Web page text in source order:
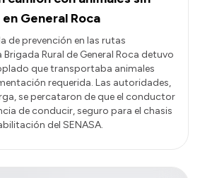
General Roca
de prevención en las rutas
Rural de General Roca detuvo
que transportaba animales
requerida. Las autoridades,
se percataron de que el conductor
de conducir, seguro para el chasis
del SENASA.